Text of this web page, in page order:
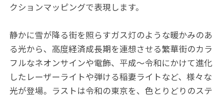
クションマッピングで表現します。
静かに雪が降る街を照らすガス灯のような暖かみのあ
る光から、高度経済成長期を連想させる繁華街のカラ
フルなネオンサインや電飾、平成～令和にかけて進化
したレーザーライトや弾ける稲妻ライトなど、様々な
光が登場。ラストは令和の東京を、色とりどりのステ